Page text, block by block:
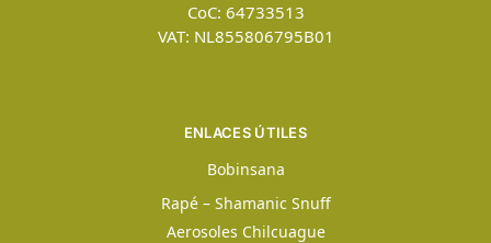
CoC: 64733513
VAT: NL855806795B01
ENLACES ÚTILES
Bobinsana
Rapé – Shamanic Snuff
Aerosoles Chilcuague